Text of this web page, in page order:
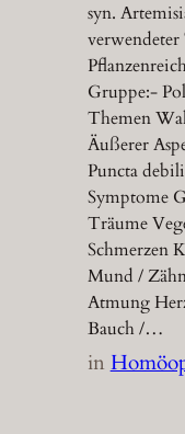
syn.
Gruppe:-
Themen
Äußerer
Puncta
Symptome
Träume
Schmerzen
Mund /
Atmung
Bauch /…
in